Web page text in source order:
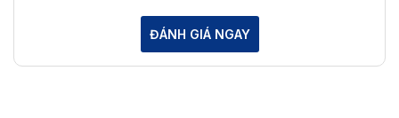
ĐÁNH GIÁ NGAY